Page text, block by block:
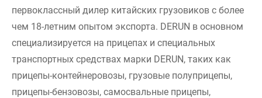
первоклассный дилер китайских грузовиков с более
чем 18-летним опытом экспорта. DERUN в основном
специализируется на прицепах и специальных
транспортных средствах марки DERUN, таких как
прицепы-контейнеровозы, грузовые полуприцепы,
прицепы-бензовозы, самосвальные прицепы,